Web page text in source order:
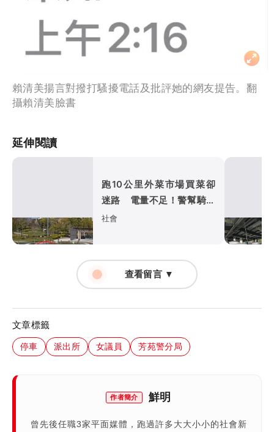
賴清美揚言對撥打騷擾電話及批評她的網友提告。翻
攝賴清美臉書
延伸閱讀
跑10公里外菜市場買菜卻
迷路 電量不足！警幫騎電
動車回派出所充電
社會
查看留言 ▼
文章標籤
停車 派出所 女議員 芳苑警分局
作者簡介 鮮明
曾先後任職3家平面媒體，跑過許多大大小小的社會新